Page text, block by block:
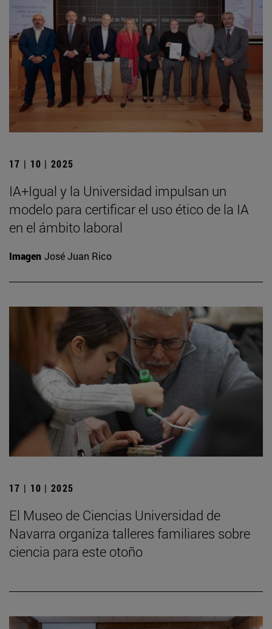
17 | 10 | 2025
IA+Igual y la Universidad impulsan un
modelo para certificar el uso ético de la IA
en el ámbito laboral
Imagen José Juan Rico
17 | 10 | 2025
El Museo de Ciencias Universidad de
Navarra organiza talleres familiares sobre
ciencia para este otoño